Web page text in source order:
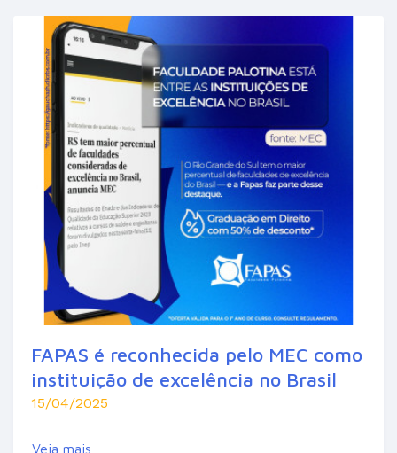
FAPAS é reconhecida pelo MEC como
instituição de excelência no Brasil
15/04/2025
Veja mais